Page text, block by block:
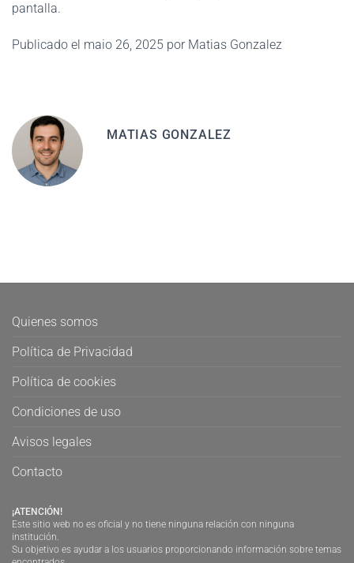
pantalla.
Publicado el maio 26, 2025 por Matias Gonzalez
MATIAS GONZALEZ
Quienes somos
Política de Privacidad
Política de cookies
Condiciones de uso
Avisos legales
Contacto
¡ATENCIÓN!
Este sitio web no es oficial y no tiene ninguna relación con ninguna
institución.
Su objetivo es ayudar a los usuarios proporcionando información sobre temas